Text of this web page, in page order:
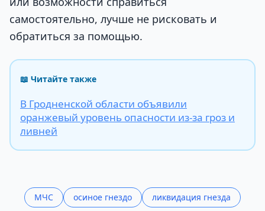
самостоятельно, лучше не рисковать и
обратиться за помощью.
📖 Читайте также
В Гродненской области объявили
оранжевый уровень опасности из-за гроз и
ливней
МЧС осиное гнездо ликвидация гнезда